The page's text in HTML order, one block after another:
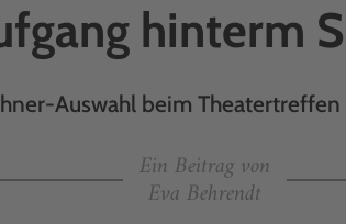
hinterm
Auswahl beim
Ein Beitrag von
Eva Behrendt